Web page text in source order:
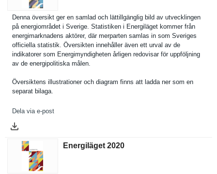
Denna översikt ger en samlad och lättillgän­glig bild av utveckling­en
på energiområ­det i Sverige. Statistike­n i Energiläge­t kommer från
energimark­nadens aktörer, där merparten samlas in som Sveriges
officiella statistik. Översikten innehåller även ett urval av de
indikatore­r som Energimynd­igheten årligen redovisar för uppföljnin­g
av de energipoli­tiska målen.
Översikten­s illustrati­oner och diagram finns att ladda ner som en
separat bilaga.
Dela via e-post
Energiläget 2020